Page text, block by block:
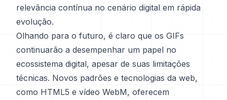
relevância contínua no cenário digital em rápida
evolução.
Olhando para o futuro, é claro que os GIFs
continuarão a desempenhar um papel no
ecossistema digital, apesar de suas limitações
técnicas. Novos padrões e tecnologias da web,
como HTML5 e vídeo WebM, oferecem